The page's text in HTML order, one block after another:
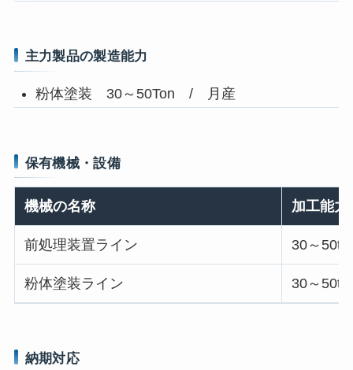
主力製品の製造能力
粉体塗装 30～50Ton / 月産
保有機械・設備
機械の名称 加工能力
前処理装置ライン 30～
粉体塗装ライン 30～
納期対応